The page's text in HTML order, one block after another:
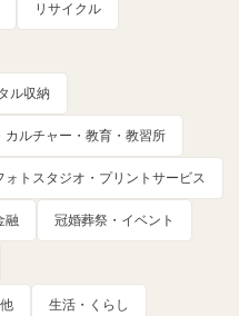
リサイクル
ル収納
カルチャー・教育・教習所
ォトスタジオ・プリントサービス
融 冠婚葬祭・イベント
生活・くらし